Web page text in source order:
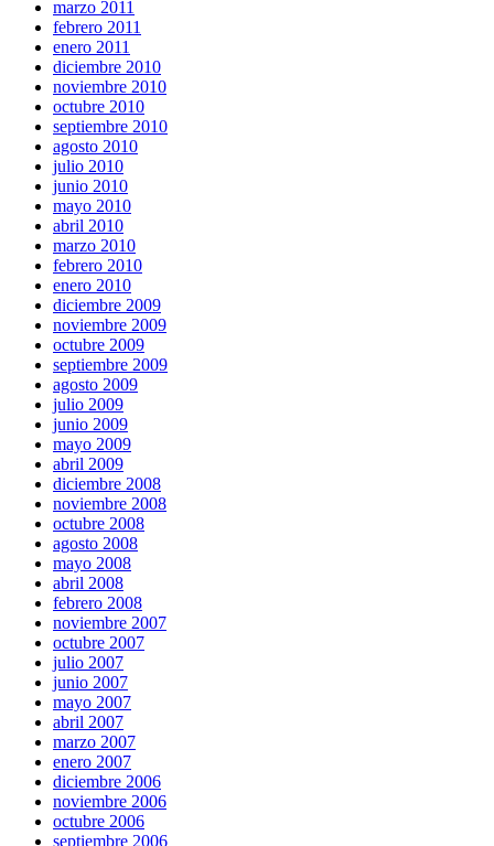
marzo 2011
febrero 2011
enero 2011
diciembre 2010
noviembre 2010
octubre 2010
septiembre 2010
agosto 2010
julio 2010
junio 2010
mayo 2010
abril 2010
marzo 2010
febrero 2010
enero 2010
diciembre 2009
noviembre 2009
octubre 2009
septiembre 2009
agosto 2009
julio 2009
junio 2009
mayo 2009
abril 2009
diciembre 2008
noviembre 2008
octubre 2008
agosto 2008
mayo 2008
abril 2008
febrero 2008
noviembre 2007
octubre 2007
julio 2007
junio 2007
mayo 2007
abril 2007
marzo 2007
enero 2007
diciembre 2006
noviembre 2006
octubre 2006
septiembre 2006